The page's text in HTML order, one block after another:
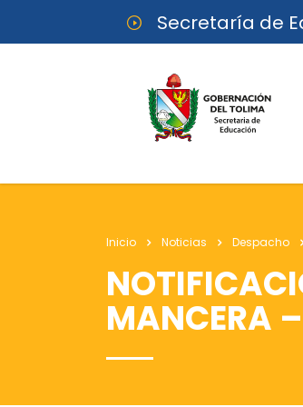
Secretaría de
Inicio Noticias Despacho
MANCERA